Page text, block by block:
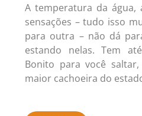
A temperatura da água,
sensações – tudo isso
para outra – não dá
estando nelas. Tem
Bonito para você
maior cachoeira do